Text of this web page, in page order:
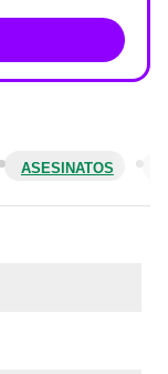
ASESINATOS